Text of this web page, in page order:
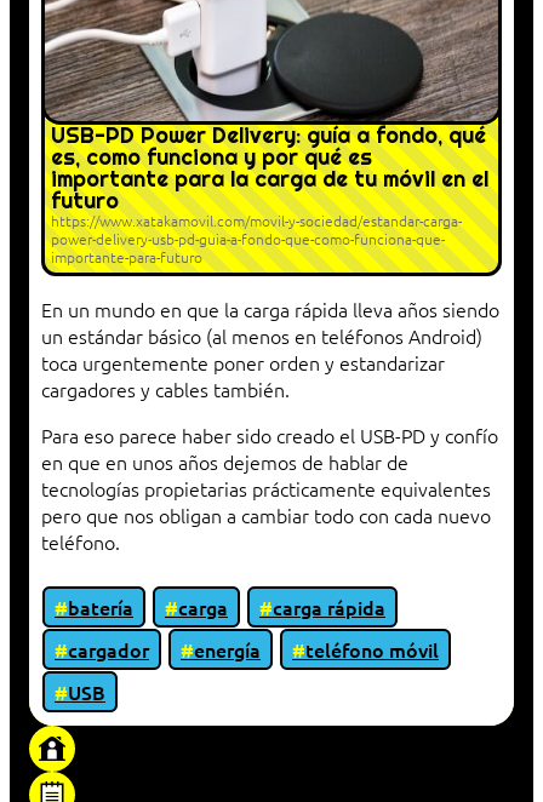
USB-PD Power Delivery: guía a fondo, qué
es, como funciona y por qué es
importante para la carga de tu móvil en el
futuro
https://www.xatakamovil.com/movil-y-sociedad/estandar-carga-
power-delivery-usb-pd-guia-a-fondo-que-como-funciona-que-
importante-para-futuro
En un mundo en que la carga rápida lleva años siendo
un estándar básico (al menos en teléfonos Android)
toca urgentemente poner orden y estandarizar
cargadores y cables también.
Para eso parece haber sido creado el USB-PD y confío
en que en unos años dejemos de hablar de
tecnologías propietarias prácticamente equivalentes
pero que nos obligan a cambiar todo con cada nuevo
teléfono.
batería carga
carga rápida
cargador
energía
teléfono móvil
USB